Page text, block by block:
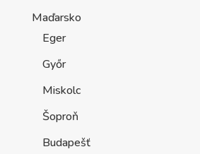
Maďarsko
Eger
Győr
Miskolc
Šoproň
Budapešť